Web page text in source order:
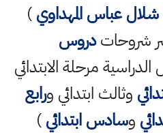
عباس المهداوي)
شروحاتدروس
الدراسية مرحلة الابتدائي
وثالث ابتدائي ورابع
وسادس ابتدائي)